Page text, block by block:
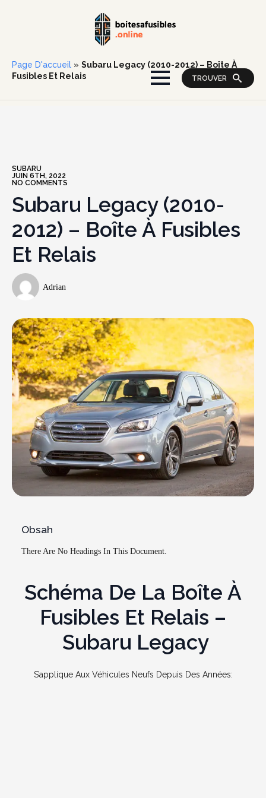
TROUVER
Page D'accueil » Subaru Legacy (2010-2012) – Boîte À
Fusibles Et Relais
SUBARU
JUIN 6TH, 2022
NO COMMENTS
Subaru Legacy (2010-
2012) – Boîte À Fusibles
Et Relais
Adrian
Obsah
There Are No Headings In This Document.
Schéma De La Boîte À
Fusibles Et Relais –
Subaru Legacy
S’applique Aux Véhicules Neufs Depuis Des Années: